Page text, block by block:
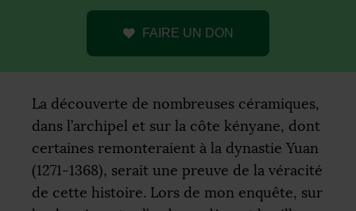
FAIRE UN DON
La découverte de nombreuses céramiques,
dans l’archipel et sur la côte kényane, dont
certaines remonteraient à la dynastie Yuan
(1271-1368), serait une preuve de la véracité
de cette histoire. Lors de mon enquête, sur